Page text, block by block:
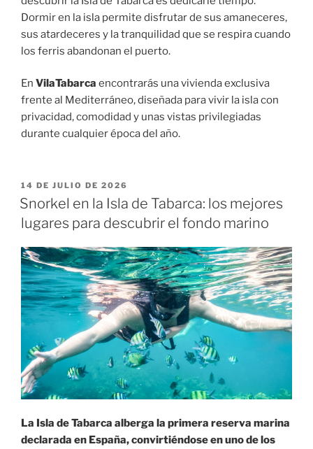
Dormir en la isla permite disfrutar de sus amaneceres,
sus atardeceres y la tranquilidad que se respira cuando
los ferris abandonan el puerto.
En VilaTabarca encontrarás una vivienda exclusiva
frente al Mediterráneo, diseñada para vivir la isla con
privacidad, comodidad y unas vistas privilegiadas
durante cualquier época del año.
14 DE JULIO DE 2026
Snorkel en la Isla de Tabarca: los mejores
lugares para descubrir el fondo marino
La Isla de Tabarca alberga la primera reserva marina
declarada en España, convirtiéndose en uno de los